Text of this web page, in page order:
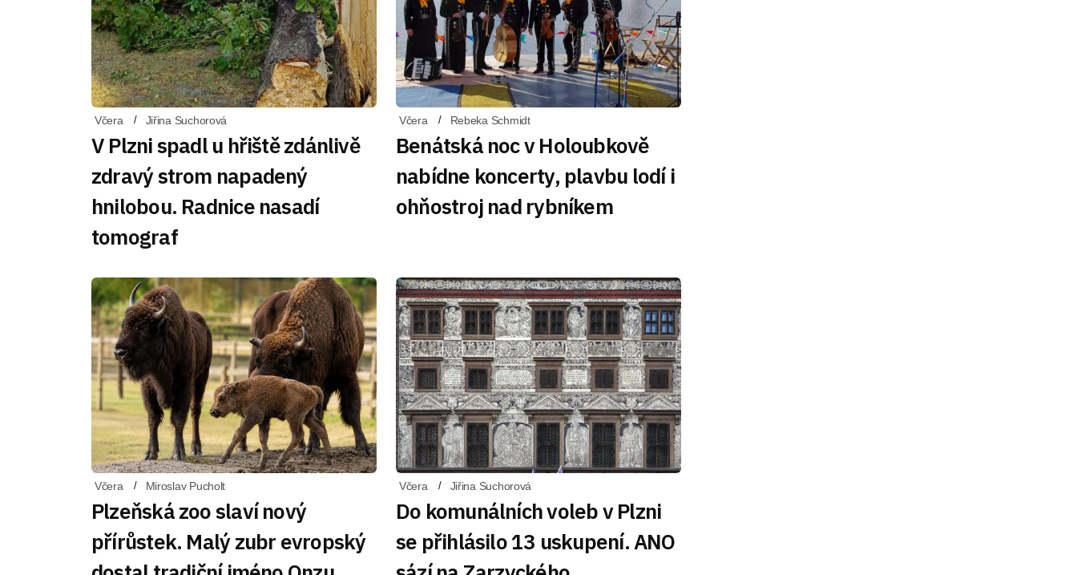
Včera Jiřina Suchorová
V Plzni spadl u hřiště zdánlivě
zdravý strom napadený
hnilobou. Radnice nasadí
tomograf
Včera Rebeka Schmidt
Benátská noc v Holoubkově
nabídne koncerty, plavbu lodí i
ohňostroj nad rybníkem
Včera Miroslav Pucholt
Plzeňská zoo slaví nový
přírůstek. Malý zubr evropský
Včera Jiřina Suchorová
Do komunálních voleb v Plzni
se přihlásilo 13 uskupení. ANO